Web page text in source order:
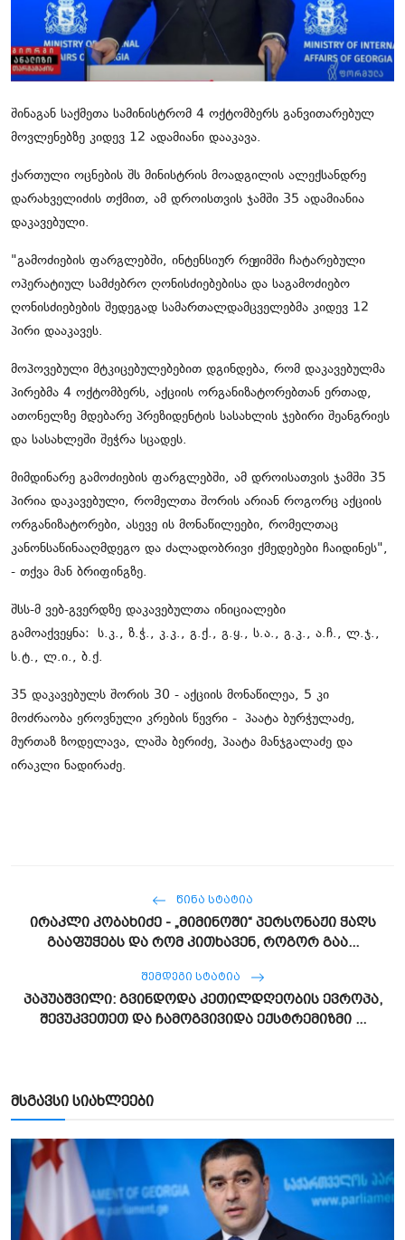
ჩვენს შესახებ
ყვითელი პრესა
შინაგან საქმეთა სამინისტრომ 4 ოქტომბერს განვითარებულ
მოვლენებზე კიდევ 12 ადამიანი დააკავა.
ქართული ოცნების შს მინისტრის მოადგილის ალექსანდრე
დარახველიძის თქმით, ამ დროისთვის ჯამში 35 ადამიანია
დაკავებული.
"გამოძიების ფარგლებში, ინტენსიურ რეჟიმში ჩატარებული
ოპერატიულ სამძებრო ღონისძიებებისა და საგამოძიებო
ღონისძიებების შედეგად სამართალდამცველებმა კიდევ 12
პირი დააკავეს.
მოპოვებული მტკიცებულებებით დგინდება, რომ დაკავებულმა
პირებმა 4 ოქტომბერს, აქციის ორგანიზატორებთან ერთად,
ათონელზე მდებარე პრეზიდენტის სასახლის ჯებირი შეანგრიეს
და სასახლეში შეჭრა სცადეს.
მიმდინარე გამოძიების ფარგლებში, ამ დროისათვის ჯამში 35
პირია დაკავებული, რომელთა შორის არიან როგორც აქციის
ორგანიზატორები, ასევე ის მონაწილეები, რომელთაც
კანონსაწინააღმდეგო და ძალადობრივი ქმედებები ჩაიდინეს",
- თქვა მან ბრიფინგზე.
შსს-მ ვებ-გვერდზე დაკავებულთა ინიციალები
გამოაქვეყნა: ს.კ., ზ.ჭ., კ.კ., გ.ქ., გ.ყ., ს.ა., გ.კ., ა.ჩ., ლ.ჯ.,
ს.ტ., ლ.ი., ბ.ქ.
35 დაკავებულს შორის 30 - აქციის მონაწილეა, 5 კი
მოძრაობა ეროვნული კრების წევრი - პაატა ბურჭულაძე,
მურთაზ ზოდელავა, ლაშა ბერიძე, პაატა მანჯგალაძე და
ირაკლი ნადირაძე.
ᲬᲘᲜᲐ ᲡᲢᲐᲢᲘᲐ
ირაკლი კობახიძე - „მიმინოში“ პერსონაჟი ჭაღს
გააფუჭებს და რომ კითხავენ, როგორ გაა...
ᲨᲔᲛᲓᲔᲒᲘ ᲡᲢᲐᲢᲘᲐ
პაპუაშვილი: გვინდოდა კეთილდღეობის ევროპა,
შევუკვეთეთ და ჩამოგვივიდა ექსტრემიზმი ...
მსგავსი სიახლეები